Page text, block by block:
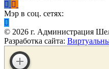
Мэр в соц. сетях:
© 2026 г. Администрация
Разработка сайта: